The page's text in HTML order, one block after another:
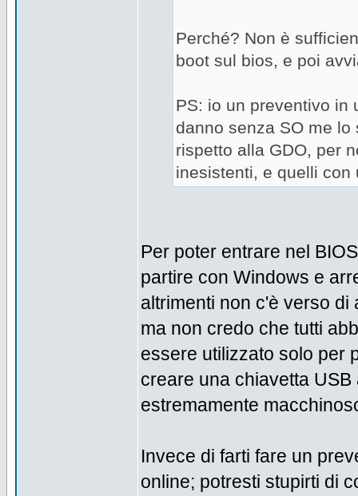
Perché? Non è
boot sul bios, e poi
PS: io un preventivo in
danno senza SO me
rispetto alla GDO, per
inesistenti, e quelli con
Per poter entrare nel
partire con Windows e
altrimenti non c'è verso
ma non credo che tutti
essere utilizzato solo per
creare una chiavetta
estremamente
Invece di farti fare un
online; potresti stupirti di